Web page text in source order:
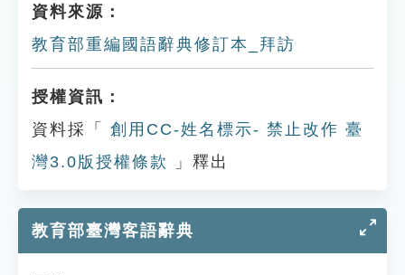
資料來源：
教育部重編國語辭典修訂本_拜訪
授權資訊：
資料採「
創用CC-姓名標示- 禁止改作 臺
灣3.0版授權條款
」釋出
教育部臺灣客語辭典